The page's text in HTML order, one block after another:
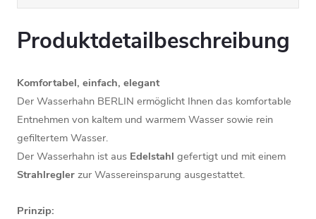
Produktdetailbeschreibung
Komfortabel, einfach, elegant
Der Wasserhahn BERLIN ermöglicht Ihnen das komfortable
Entnehmen von kaltem und warmem Wasser sowie rein
gefiltertem Wasser.
Der Wasserhahn ist aus Edelstahl gefertigt und mit einem
Strahlregler zur Wassereinsparung ausgestattet.
Prinzip: